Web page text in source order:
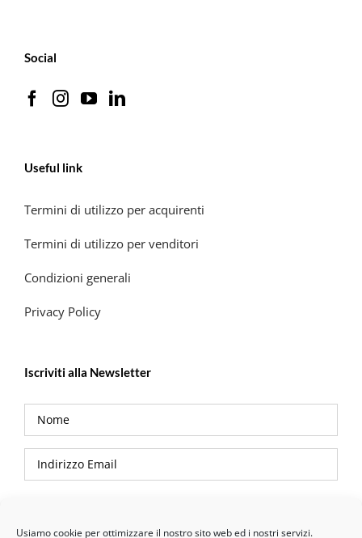
Usiamo cookie per ottimizzare il nostro sito web ed i nostri servizi.
Social
Useful link
Termini di utilizzo per acquirenti
Termini di utilizzo per venditori
Condizioni generali
Privacy Policy
Iscriviti alla Newsletter